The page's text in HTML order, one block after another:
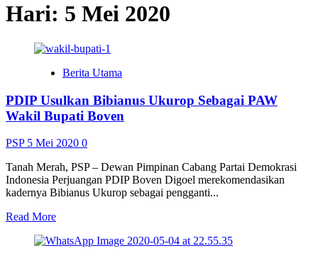
Hari: 5 Mei 2020
Berita Utama
PDIP Usulkan Bibianus Ukurop Sebagai PAW
Wakil Bupati Boven
PSP 5 Mei 2020 0
Tanah Merah, PSP – Dewan Pimpinan Cabang Partai Demokrasi
Indonesia Perjuangan PDIP Boven Digoel merekomendasikan
kadernya Bibianus Ukurop sebagai pengganti...
Read MoreRead
about